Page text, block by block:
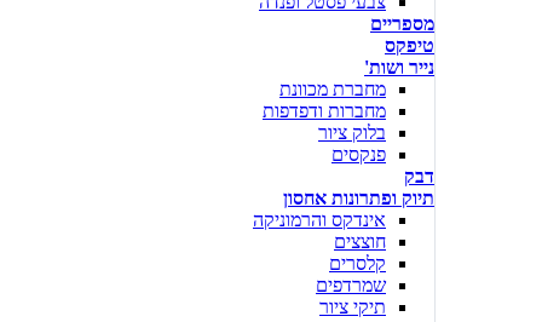
מספריים
טיפקס
נייר ושות'
מחברת מכוונת
מחברות ודפדפות
בלוק ציור
פנקסים
דבק
תיוק ופתרונות אחסון
אינדקס והרמוניקה
חוצצים
קלסרים
שמרדפים
תיקי ציור